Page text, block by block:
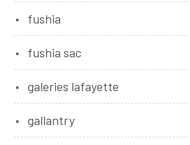
fushia
fushia sac
galeries lafayette
gallantry